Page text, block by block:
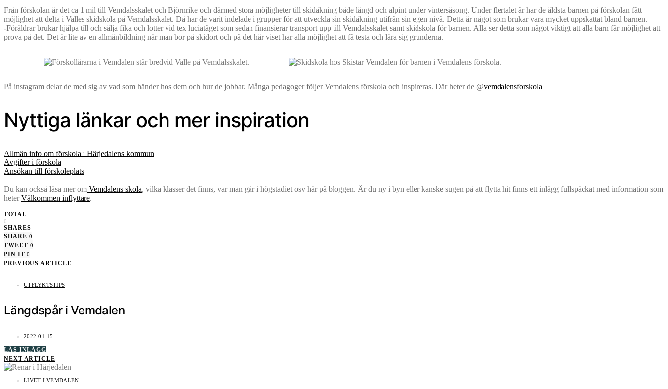
Från förskolan är det ca 1 mil till Vemdalsskalet och Björnrike och därmed stora möjligheter till skidåkning både längd och alpint under vintersäsong. Under flertalet år har de äldsta barnen på förskolan fått
möjlighet att delta i Valles skidskola på Vemdalsskalet. Då har de varit indelade i grupper för att utveckla sin skidåkning utifrån sin egen nivå. Detta är något som brukar vara mycket uppskattat bland barnen.
-Föräldrar brukar hjälpa till och sälja fika och lotter vid tex luciatåget som sedan finansierar transport upp till Vemdalsskalet samt skidskola för barnen. Alla ser detta som något viktigt att alla barn får möjlighet att
prova på det. Det är lite av en allmänbildning när man bor på skidort och på det här viset har alla möjlighet att få testa och lära sig grunderna.
På instagram delar de med sig av vad som händer hos dem och hur de jobbar. Många pedagoger följer Vemdalens förskola och inspireras. Där heter de @vemdalensforskola
Nyttiga länkar och mer inspiration
Allmän info om förskola i Härjedalens kommun
Avgifter i förskola
Ansökan till förskoleplats
Du kan också läsa mer om Vemdalens skola, vilka klasser det finns, var man går i högstadiet osv här på bloggen. Är du ny i byn eller kanske sugen på att flytta hit finns ett inlägg fullspäckat med information som
heterVälkommen inflyttare.
TOTAL
0
SHARES
SHARE 0
TWEET 0
PIN IT 0
PREVIOUS ARTICLE
UTFLYKTSTIPS
Längdspår i Vemdalen
2022-01-15
LÄS INLÄGG
NEXT ARTICLE
LIVET I VEMDALEN